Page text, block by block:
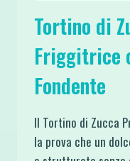
Tortino di
Friggitrice
Fondente
Il Tortino di Zucca
la prova che un